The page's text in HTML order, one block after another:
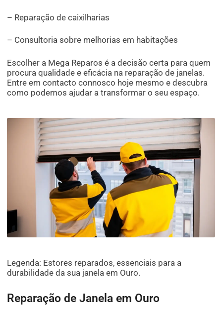
– Reparação de caixilharias
– Consultoria sobre melhorias em habitações
Escolher a Mega Reparos é a decisão certa para quem
procura qualidade e eficácia na reparação de janelas.
Entre em contacto connosco hoje mesmo e descubra
como podemos ajudar a transformar o seu espaço.
Legenda: Estores reparados, essenciais para a
durabilidade da sua janela em Ouro.
Reparação de Janela em Ouro